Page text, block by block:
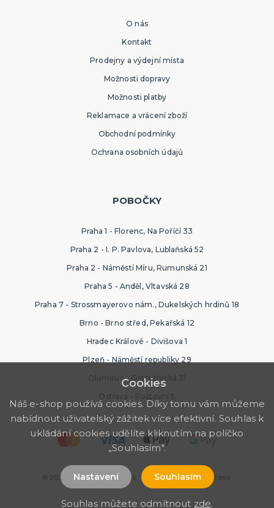
O nás
Kontakt
Prodejny a výdejní místa
Možnosti dopravy
Možnosti platby
Reklamace a vrácení zboží
Obchodní podmínky
Ochrana osobních údajů
POBOČKY
Praha 1 - Florenc, Na Poříčí 33
Praha 2 - I. P. Pavlova, Lublaňská 52
Praha 2 - Náměstí Míru, Rumunská 21
Praha 5 - Anděl, Vltavská 28
Praha 7 - Strossmayerovo nám., Dukelských hrdinů 18
Brno - Brno střed, Pekařská 12
Hradec Králové - Divišova 1
Plzeň - Náměstí republiky 29
Olomouc - Ostružnická 31
Ostrava - Poštovní 5
© 2026 Ptákoviny Olomouc. Všechna práva vyhrazena.
Cookies
Náš e-shop používá cookies. Díky tomu vám můžeme
nabídnout uživatelský zážitek více efektivní. Souhlas k
ukládání cookies udělíte kliknutím na políčko
„Souhlasím".
Nastavení Souhlasím
Souhlas můžete odmítnout zde.